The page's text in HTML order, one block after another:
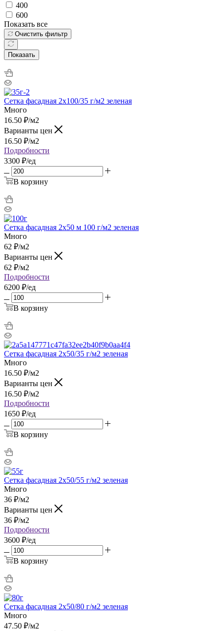
400
600
Показать все
Очистить фильтр
Показать
Сетка фасадная 2х100/35 г/м2 зеленая
Много
16.50 ₽/м2
Варианты цен
16.50 ₽/м2
Подробности
3300 ₽/ед
В корзину
Сетка фасадная 2х50 м 100 г/м2 зеленая
Много
62 ₽/м2
Варианты цен
62 ₽/м2
Подробности
6200 ₽/ед
В корзину
Сетка фасадная 2х50/35 г/м2 зеленая
Много
16.50 ₽/м2
Варианты цен
16.50 ₽/м2
Подробности
1650 ₽/ед
В корзину
Сетка фасадная 2х50/55 г/м2 зеленая
Много
36 ₽/м2
Варианты цен
36 ₽/м2
Подробности
3600 ₽/ед
В корзину
Сетка фасадная 2х50/80 г/м2 зеленая
Много
47.50 ₽/м2